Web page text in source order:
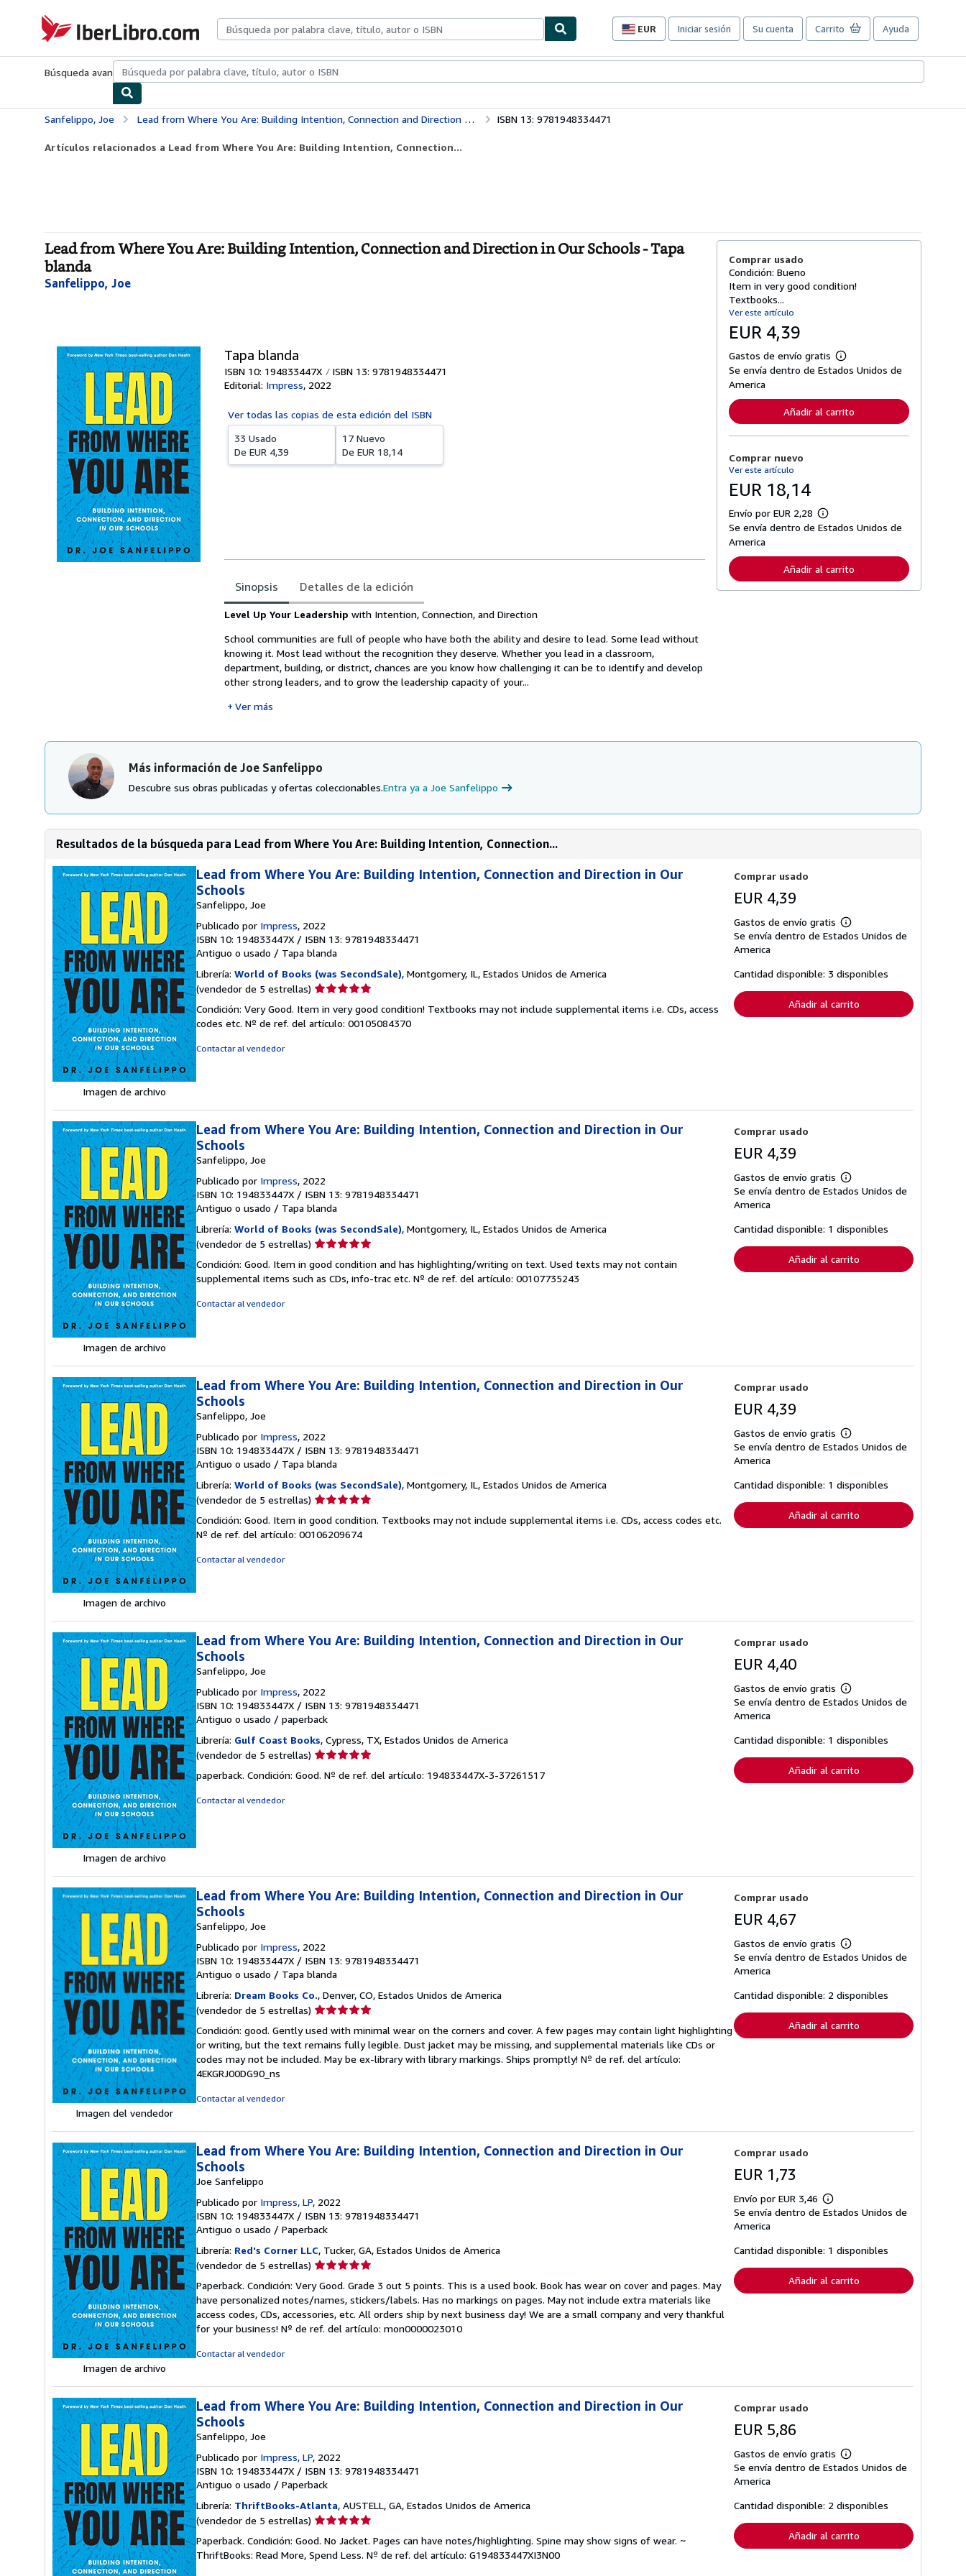
IberLibro.com
EUR
Preferencias
compra
sitio.
Iniciar sesión Su cuenta Carrito Ayuda
Búsqueda avanzadaColecciones Libros antiguosArte y coleccionismo
Sanfelippo, Joe Lead from Where You Are: Building Intention, Connection and Direction in Our Schools ISBN 13: 9781948334471
Artículos relacionados a Lead from Where You Are: Building Intention, Connection...
Lead from Where You Are: Building Intention, Connection and Direction in Our Schools - Tapa
blanda
Sanfelippo, Joe
Tapa blanda
ISBN 10: 194833447X ISBN 13: 9781948334471
Editorial: Impress, 2022
Ver todas las copias de esta edición del ISBN
33 Usado
De EUR 4,39
17 Nuevo
De EUR 18,14
Sinopsis Detalles de la edición
Sinopsis
Level Up Your Leadership with Intention, Connection, and Direction
School communities are full of people who have both the ability and desire to lead. Some lead without
knowing it. Most lead without the recognition they deserve. Whether you lead in a classroom,
department, building, or district, chances are you know how challenging it can be to identify and develop
other strong leaders, and to grow the leadership capacity of your...
Ver más
Comprar usado
Condición: Bueno
Item in very good condition!
Textbooks...
Ver este artículo
EUR 4,39
Gastos de envío gratis
M
á
f
o
r
o
b
e
a
Se envía dentro de Estados Unidos de
America
Añadir al carrito
Comprar nuevo
Ver este artículo
EUR 18,14
Envío por EUR 2,28
M
á
f
o
r
s
d
Se envía dentro de Estados Unidos de
America
Añadir al carrito
Más información de Joe Sanfelippo
Descubre sus obras publicadas y ofertas coleccionables.Entra ya a Joe Sanfelippo
Resultados de la búsqueda para Lead from Where You Are: Building Intention, Connection...
Imagen de archivo
Lead from Where You Are: Building Intention, Connection and Direction in Our
Schools
Sanfelippo, Joe
Publicado por Impress, 2022
ISBN 10: 194833447X / ISBN 13: 9781948334471
Antiguo o usado / Tapa blanda
Librería: World of Books (was SecondSale), Montgomery, IL, Estados Unidos de America
(vendedor de 5 estrellas) Calificación
vendedor:
5
Condición: Very Good. Item in very good condition! Textbooks may not include supplemental items i.e. CDs, access
codes etc. Nº de ref. del artículo: 00105084370
Contactar al vendedor
Comprar usado
EUR 4,39
Gastos de envío gratis
Más
información
tarifas
de
envío
Se envía dentro de Estados Unidos de
America
Cantidad disponible: 3 disponibles
Añadir al carrito
Imagen de archivo
Lead from Where You Are: Building Intention, Connection and Direction in Our
Schools
Sanfelippo, Joe
Publicado por Impress, 2022
ISBN 10: 194833447X / ISBN 13: 9781948334471
Antiguo o usado / Tapa blanda
Librería: World of Books (was SecondSale), Montgomery, IL, Estados Unidos de America
(vendedor de 5 estrellas) Calificación
vendedor:
5
Condición: Good. Item in good condition and has highlighting/writing on text. Used texts may not contain
supplemental items such as CDs, info-trac etc. Nº de ref. del artículo: 00107735243
Contactar al vendedor
Comprar usado
EUR 4,39
Gastos de envío gratis
Más
información
tarifas
de
envío
Se envía dentro de Estados Unidos de
America
Cantidad disponible: 1 disponibles
Añadir al carrito
Imagen de archivo
Lead from Where You Are: Building Intention, Connection and Direction in Our
Schools
Sanfelippo, Joe
Publicado por Impress, 2022
ISBN 10: 194833447X / ISBN 13: 9781948334471
Antiguo o usado / Tapa blanda
Librería: World of Books (was SecondSale), Montgomery, IL, Estados Unidos de America
(vendedor de 5 estrellas) Calificación
vendedor:
5
Condición: Good. Item in good condition. Textbooks may not include supplemental items i.e. CDs, access codes etc.
Nº de ref. del artículo: 00106209674
Contactar al vendedor
Comprar usado
EUR 4,39
Gastos de envío gratis
Más
información
tarifas
de
envío
Se envía dentro de Estados Unidos de
America
Cantidad disponible: 1 disponibles
Añadir al carrito
Imagen de archivo
Lead from Where You Are: Building Intention, Connection and Direction in Our
Schools
Sanfelippo, Joe
Publicado por Impress, 2022
ISBN 10: 194833447X / ISBN 13: 9781948334471
Antiguo o usado / paperback
Librería: Gulf Coast Books, Cypress, TX, Estados Unidos de America
(vendedor de 5 estrellas) Calificación
vendedor:
paperback. Condición: Good. Nº de ref. del artículo: 194833447X-3-37261517
Contactar al vendedor
Comprar usado
EUR 4,40
Gastos de envío gratis
Más
información
tarifas
de
envío
Se envía dentro de Estados Unidos de
America
Cantidad disponible: 1 disponibles
Añadir al carrito
Imagen del vendedor
Lead from Where You Are: Building Intention, Connection and Direction in Our
Schools
Sanfelippo, Joe
Publicado por Impress, 2022
ISBN 10: 194833447X / ISBN 13: 9781948334471
Antiguo o usado / Tapa blanda
Librería: Dream Books Co., Denver, CO, Estados Unidos de America
(vendedor de 5 estrellas) Calificación
vendedor:
5
de
Condición: good. Gently used with minimal wear on the corners and cover. A few pages may contain light highlighting
or writing, but the text remains fully legible. Dust jacket may be missing, and supplemental materials like CDs or
codes may not be included. May be ex-library with library markings. Ships promptly! Nº de ref. del artículo:
4EKGRJ00DG90_ns
Contactar al vendedor
Comprar usado
EUR 4,67
Gastos de envío gratis
Más
información
tarifas
de
envío
Se envía dentro de Estados Unidos de
America
Cantidad disponible: 2 disponibles
Añadir al carrito
Imagen de archivo
Lead from Where You Are: Building Intention, Connection and Direction in Our
Schools
Joe Sanfelippo
Publicado por Impress, LP, 2022
ISBN 10: 194833447X / ISBN 13: 9781948334471
Antiguo o usado / Paperback
Librería: Red's Corner LLC, Tucker, GA, Estados Unidos de America
(vendedor de 5 estrellas) Calificación
vendedor:
5
de
5
Paperback. Condición: Very Good. Grade 3 out 5 points. This is a used book. Book has wear on cover and pages. May
have personalized notes/names, stickers/labels. Has no markings on pages. May not include extra materials like
access codes, CDs, accessories, etc. All orders ship by next business day! We are a small company and very thankful
for your business! Nº de ref. del artículo: mon0000023010
Contactar al vendedor
Comprar usado
EUR 1,73
Envío por EUR 3,46
Más
información
tarifas
de
envío
Se envía dentro de Estados Unidos de
America
Cantidad disponible: 1 disponibles
Añadir al carrito
Lead from Where You Are: Building Intention, Connection and Direction in Our
Schools
Sanfelippo, Joe
Publicado por Impress, LP, 2022
ISBN 10: 194833447X / ISBN 13: 9781948334471
Antiguo o usado / Paperback
Librería: ThriftBooks-Atlanta, AUSTELL, GA, Estados Unidos de America
(vendedor de 5 estrellas) Calificación
vendedor:
5
Paperback. Condición: Good. No Jacket. Pages can have notes/highlighting. Spine may show signs of wear. ~
ThriftBooks: Read More, Spend Less. Nº de ref. del artículo: G194833447XI3N00
Comprar usado
EUR 5,86
Gastos de envío gratis
Más
información
tarifas
de
envío
Se envía dentro de Estados Unidos de
America
Cantidad disponible: 2 disponibles
Añadir al carrito